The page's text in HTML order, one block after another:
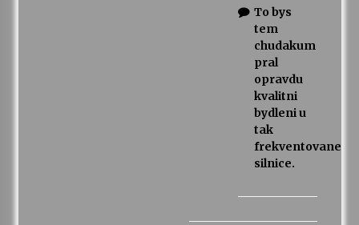
To bys
tem
chudakum
pral
opravdu
kvalitni
bydleni u
tak
frekventovane
silnice.